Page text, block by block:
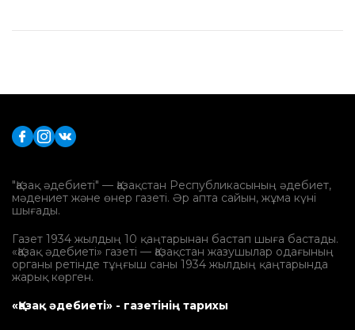
"Қазақ әдебиеті" — Қазақстан Республикасының әдебиет,
мәдениет және өнер газеті. Әр апта сайын, жұма күні
шығады.
Газет 1934 жылдың 10 қаңтарынан бастап шыға бастады.
«Қазақ әдебиеті» газеті — Қазақстан жазушылар одағының
органы ретінде тұңғыш саны 1934 жылдың қаңтарында
жарық көрген.
«Қазақ әдебиеті» - газетінің тарихы